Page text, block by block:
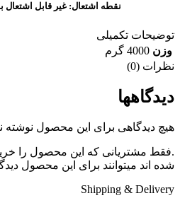
نقطه اشتعال: غیر قابل
توضیحات تکمیلی
وزن 4000 گرم
نظرات (0)
دیدگاهها
هیچ دیدگاهی برای این محصول
.فقط مشتریانی که این محصول را
شده اند میتوانند برای این محصول
Shipping & Delivery